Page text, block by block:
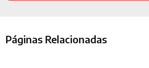
Páginas Relacionadas